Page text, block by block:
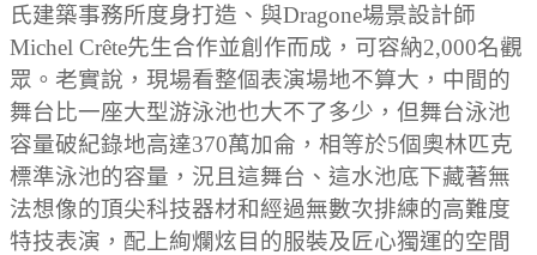
氏建築事務所度身打造、與Dragone場景設計師
Michel Crête先生合作並創作而成，可容納2,000名觀
眾。老實說，現場看整個表演場地不算大，中間的
舞台比一座大型游泳池也大不了多少，但舞台泳池
容量破紀錄地高達370萬加侖，相等於5個奧林匹克
標準泳池的容量，況且這舞台、這水池底下藏著無
法想像的頂尖科技器材和經過無數次排練的高難度
特技表演，配上絢爛炫目的服裝及匠心獨運的空間